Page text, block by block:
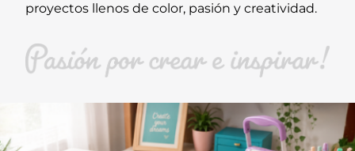
proyectos llenos de color, pasión y creatividad.